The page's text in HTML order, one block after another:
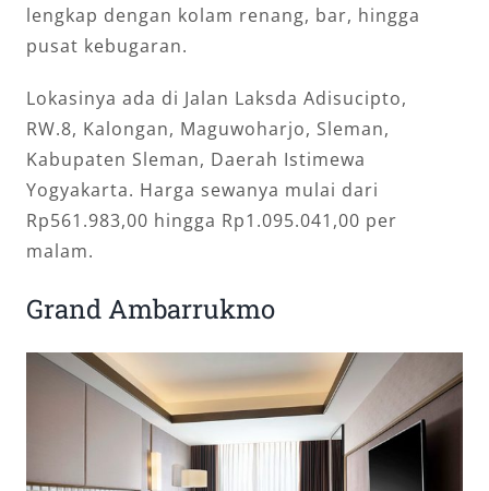
lengkap dengan kolam renang, bar, hingga
pusat kebugaran.
Lokasinya ada di Jalan Laksda Adisucipto,
RW.8, Kalongan, Maguwoharjo, Sleman,
Kabupaten Sleman, Daerah Istimewa
Yogyakarta. Harga sewanya mulai dari
Rp561.983,00 hingga Rp1.095.041,00 per
malam.
Grand Ambarrukmo